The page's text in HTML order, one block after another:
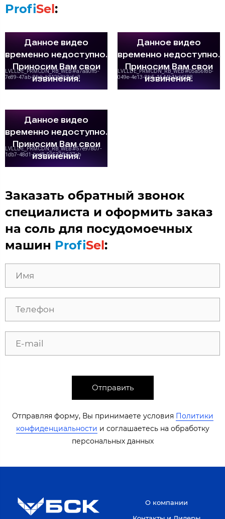
ProfiSel:
Заказать обратный звонок
специалиста и оформить заказ
на соль для посудомоечных
машин ProfiSel:
Отправить
Отправляя форму, Вы принимаете условия Политики
конфиденциальности ​​​ и соглашаетесь на обработку
персональных данных​​
О компании